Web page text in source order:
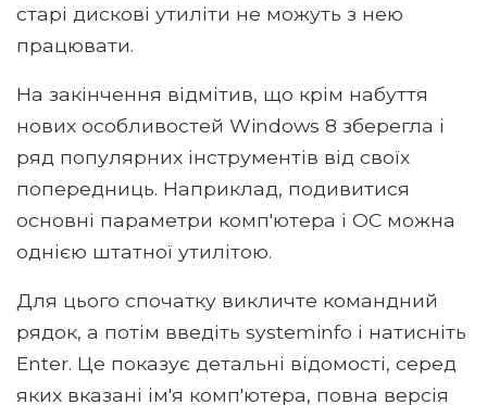
старі дискові утиліти не можуть з нею
працювати.
На закінчення відмітив, що крім набуття
нових особливостей Windows 8 зберегла і
ряд популярних інструментів від своїх
попередниць. Наприклад, подивитися
основні параметри комп'ютера і ОС можна
однією штатної утилітою.
Для цього спочатку викличте командний
рядок, а потім введіть systeminfo і натисніть
Enter. Це показує детальні відомості, серед
яких вказані ім'я комп'ютера, повна версія